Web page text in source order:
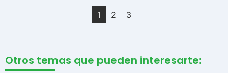
1 2 3
Otros temas que pueden interesarte: